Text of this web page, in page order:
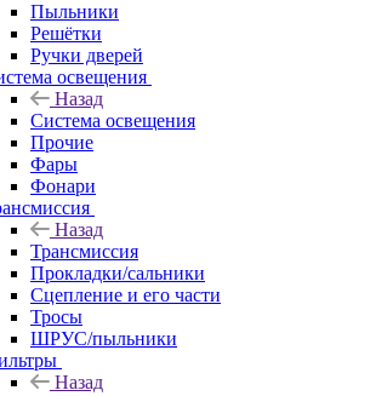
Пыльники
Решётки
Ручки дверей
освещения
Назад
Система освещения
Прочие
Фары
Фонари
Назад
Трансмиссия
Прокладки/сальники
Сцепление и его части
Тросы
ШРУС/пыльники
Назад